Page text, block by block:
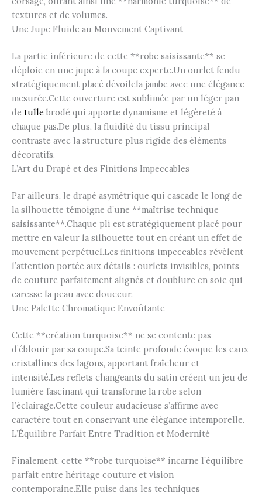
textures et de volumes.
Une Jupe Fluide au Mouvement Captivant
La partie inférieure de cette **robe saisissante** se
déploie en une jupe à la coupe experte.Un ourlet fendu
stratégiquement placé dévoilela jambe avec une élégance
mesurée.Cette ouverture est sublimée par un léger pan
de tulle brodé qui apporte dynamisme et légèreté à
chaque pas.De plus, la fluidité du tissu principal
contraste avec la structure plus rigide des éléments
décoratifs.
L’Art du Drapé et des Finitions Impeccables
Par ailleurs, le drapé asymétrique qui cascade le long de
la silhouette témoigne d’une **maîtrise technique
saisissante**.Chaque pli est stratégiquement placé pour
mettre en valeur la silhouette tout en créant un effet de
mouvement perpétuel.Les finitions impeccables révèlent
l’attention portée aux détails : ourlets invisibles, points
de couture parfaitement alignés et doublure en soie qui
caresse la peau avec douceur.
Une Palette Chromatique Envoûtante
Cette **création turquoise** ne se contente pas
d’éblouir par sa coupe.Sa teinte profonde évoque les eaux
cristallines des lagons, apportant fraîcheur et
intensité.Les reflets changeants du satin créent un jeu de
lumière fascinant qui transforme la robe selon
l’éclairage.Cette couleur audacieuse s’affirme avec
caractère tout en conservant une élégance intemporelle.
L’Équilibre Parfait Entre Tradition et Modernité
Finalement, cette **robe turquoise** incarne l’équilibre
parfait entre héritage couture et vision
contemporaine.Elle puise dans les techniques